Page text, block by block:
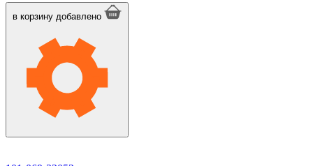
в корзину добавлено